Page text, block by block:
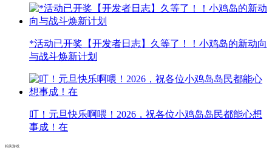
*活动已开奖【开发者日志】久等了！！小鸡岛的新动向
与战斗焕新计划
叮！元旦快乐啊喂！2026，祝各位小鸡岛岛民都能心想
事成！在
相关游戏